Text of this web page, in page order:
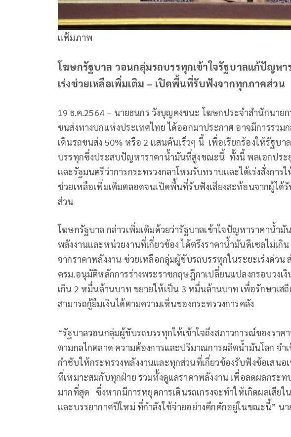
แฟ้มภาพ
โฆษกรัฐบาล วอนกลุ่มรถบรรทุกเข้าใจรัฐบาลแก้ปัญหา
เร่งช่วยเหลือเพิ่มเติม – เปิดพื้นที่รับฟังจากทุกภาคส่วน
19 ธ.ค.2564 – นายธนกร วังบุญคงชนะ โฆษกประจำสำนักนาย
ขนส่งทางบกแห่งประเทศไทย ได้ออกมาประกาศ อาจมีการรวม
เดินรถขนส่ง 50% หรือ 2 แสนคันเร็วๆ นี้ เพื่อเรียกร้องให้รัฐบ
บรรทุกซึ่งประสบปัญหาราคาน้ำมันที่สูงขณะนี้ ทั้งนี้ พลเอกประ
และรัฐมนตรีว่าการกระทรวงกลาโหมรับทราบและได้เร่งสั่งการ
ช่วยเหลือเพิ่มเติมตลอดจนเปิดพื้นที่รับฟังเสียงสะท้อนจากผู้ไ
ส่วน
โฆษกรัฐบาล กล่าวเพิ่มเติมด้วยว่ารัฐบาลเข้าใจปัญหาราคาน้ำ
พลังงานและหน่วยงานที่เกี่ยวข้อง ได้ตรึงราคาน้ำมันดีเซลไม่เ
จากราคาพลังงาน ช่วยเหลือกลุ่มผู้ขับรถบรรทุกในระยะเร่งด่วน
ครม.อนุมัติหลักการร่างพระราชกฤษฎีกาเปลี่ยนแปลงกรอบวงเ
เกิน 2 หมื่นล้านบาท ขยายให้เป็น 3 หมื่นล้านบาท เพื่อรักษาเส
สามารถกู้ยืมเงินได้ตามความเห็นของกระทรวงการคลัง
“รัฐบาลวอนกลุ่มผู้ขับรถบรรทุกให้เข้าใจถึงสภาวการณ์ของราค
ตามกลไกตลาด ความต้องการและปริมาณการผลิตน้ำมันโลก จำ
กำชับให้กระทรวงพลังงานและทุกส่วนที่เกี่ยวข้องรับฟังข้อเสนอ
ที่เหมาะสมกับทุกฝ่าย รวมทั้งดูแลราคาพลังงาน เพื่อลดผลกระ
มากที่สุด ซึ่งหากมีการหยุดการเดินรถเกรงจะทำให้เกิดผลเสียใ
และบรรยากาศปีใหม่ ที่กำลังใช้จ่ายอย่างคึกคักอยู่ในขณะนี้” นา